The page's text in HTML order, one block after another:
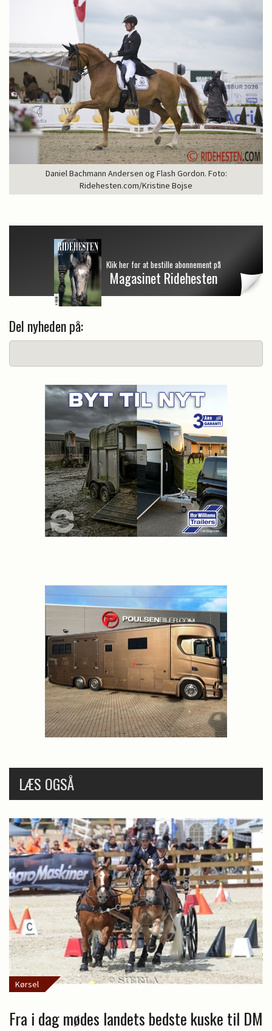
Daniel Bachmann Andersen og Flash Gordon. Foto:
Ridehesten.com/Kristine Bojse
Klik her for at bestille abonnement på
Magasinet Ridehesten
Del nyheden på:
LÆS OGSÅ
Kørsel
Fra i dag mødes landets bedste kuske til DM